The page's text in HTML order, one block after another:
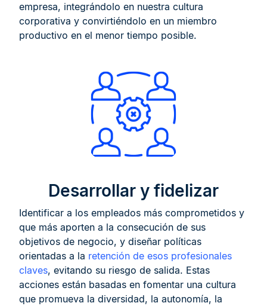
empresa, integrándolo en nuestra cultura
corporativa y convirtiéndolo en un miembro
productivo en el menor tiempo posible.
Desarrollar y fidelizar
Identificar a los empleados más comprometidos y
que más aporten a la consecución de sus
objetivos de negocio, y diseñar políticas
orientadas a la retención de esos profesionales
claves, evitando su riesgo de salida. Estas
acciones están basadas en fomentar una cultura
que promueva la diversidad, la autonomía, la